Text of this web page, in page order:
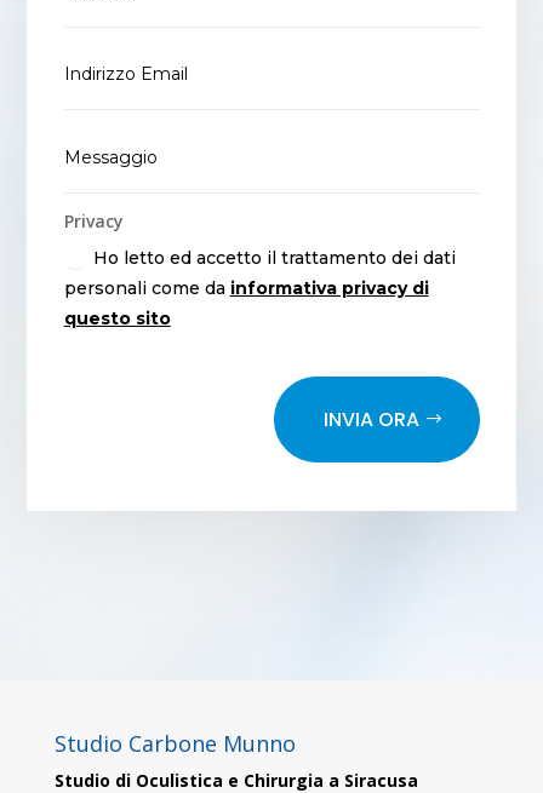
Privacy
Ho letto ed accetto il trattamento dei dati
personali come da informativa privacy di
questo sito
INVIA ORA
Studio Carbone Munno
Studio di Oculistica e Chirurgia a Siracusa